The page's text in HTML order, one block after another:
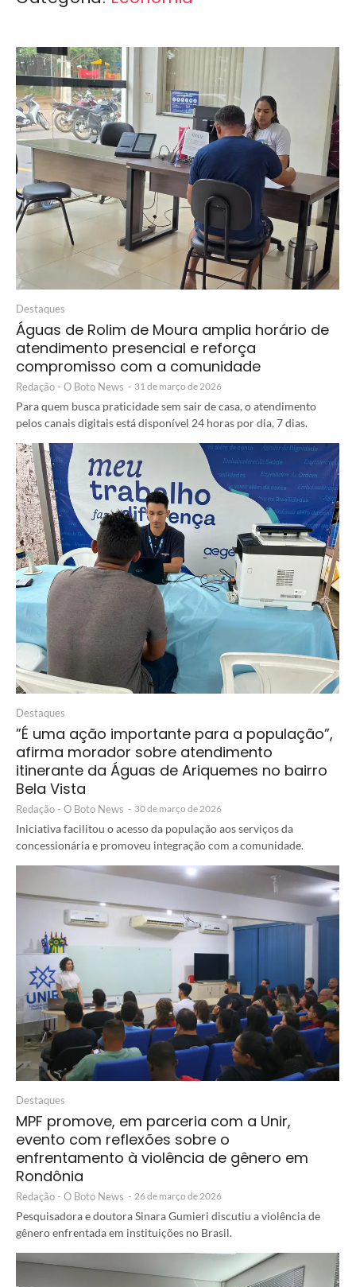
Destaques
Águas de Rolim de Moura amplia horário de
atendimento presencial e reforça
compromisso com a comunidade
Redação - O Boto News - 31 de março de 2026
Para quem busca praticidade sem sair de casa, o atendimento
pelos canais digitais está disponível 24 horas por dia, 7 dias.
Destaques
”É uma ação importante para a população”,
afirma morador sobre atendimento
itinerante da Águas de Ariquemes no bairro
Bela Vista
Redação - O Boto News - 30 de março de 2026
Iniciativa facilitou o acesso da população aos serviços da
concessionária e promoveu integração com a comunidade.
Destaques
MPF promove, em parceria com a Unir,
evento com reflexões sobre o
enfrentamento à violência de gênero em
Rondônia
Redação - O Boto News - 26 de março de 2026
Pesquisadora e doutora Sinara Gumieri discutiu a violência de
gênero enfrentada em instituições no Brasil.